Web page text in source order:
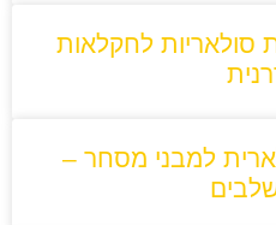
סולאריות לחקלאות
למבני מסחר –